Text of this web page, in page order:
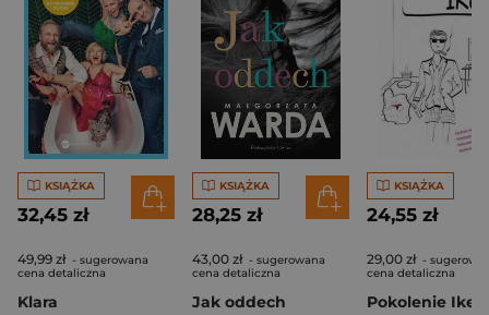
KSIĄŻKA
32,45 zł
49,99 zł - sugerowana
cena detaliczna
Klara
KSIĄŻKA
28,25 zł
43,00 zł - sugerowana
cena detaliczna
Jak oddech
KSIĄŻKA
24,55 zł
29,00 zł -
cena detaliczna
Pokolenie Ikea